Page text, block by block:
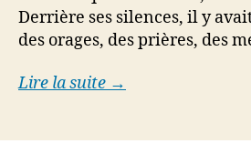
Derrière ses silences, il y
des orages, des prières, des
Lire la suite →